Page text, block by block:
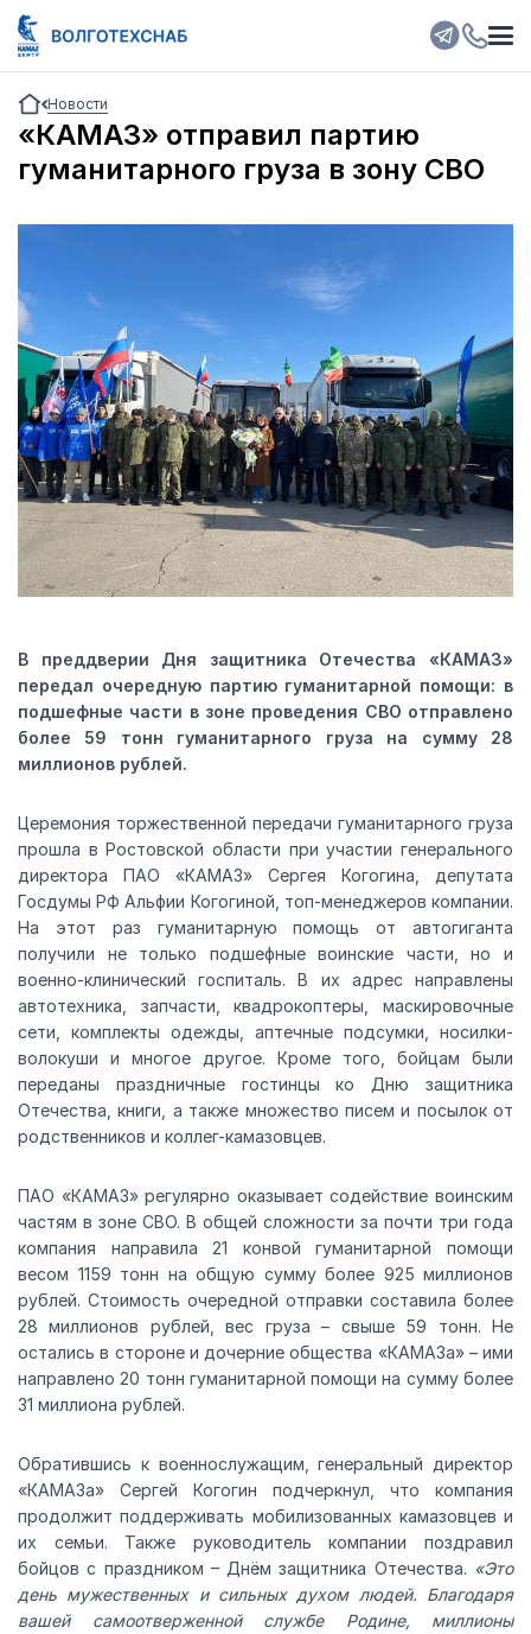
Новости
«КАМАЗ» отправил партию
гуманитарного груза в зону СВО
В преддверии Дня защитника Отечества «КАМАЗ»
передал очередную партию гуманитарной помощи: в
подшефные части в зоне проведения СВО отправлено
более 59 тонн гуманитарного груза на сумму 28
миллионов рублей.
Церемония торжественной передачи гуманитарного груза
прошла в Ростовской области при участии генерального
директора ПАО «КАМАЗ» Сергея Когогина, депутата
Госдумы РФ Альфии Когогиной, топ-менеджеров компании.
На этот раз гуманитарную помощь от автогиганта
получили не только подшефные воинские части, но и
военно-клинический госпиталь. В их адрес направлены
автотехника, запчасти, квадрокоптеры, маскировочные
сети, комплекты одежды, аптечные подсумки, носилки-
волокуши и многое другое. Кроме того, бойцам были
переданы праздничные гостинцы ко Дню защитника
Отечества, книги, а также множество писем и посылок от
родственников и коллег-камазовцев.
ПАО «КАМАЗ» регулярно оказывает содействие воинским
частям в зоне СВО. В общей сложности за почти три года
компания направила 21 конвой гуманитарной помощи
весом 1159 тонн на общую сумму более 925 миллионов
рублей. Стоимость очередной отправки составила более
28 миллионов рублей, вес груза – свыше 59 тонн. Не
остались в стороне и дочерние общества «КАМАЗа» – ими
направлено 20 тонн гуманитарной помощи на сумму более
31 миллиона рублей.
Обратившись к военнослужащим, генеральный директор
«КАМАЗа» Сергей Когогин подчеркнул, что компания
продолжит поддерживать мобилизованных камазовцев и
их семьи. Также руководитель компании поздравил
бойцов с праздником – Днём защитника Отечества. «Это
день мужественных и сильных духом людей. Благодаря
вашей самоотверженной службе Родине, миллионы